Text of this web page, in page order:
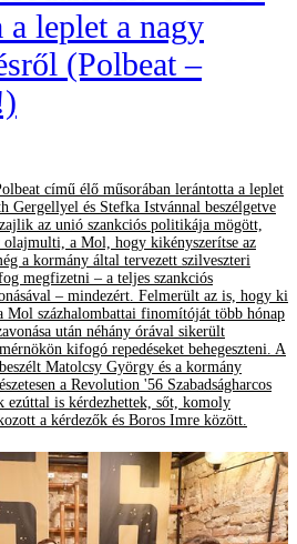
leplet a nagy
(Polbeat –
című élő műsorában lerántotta a leplet
Gergellyel és Stefka Istvánnal beszélgetve
az unió szankciós politikája mögött,
olajmulti, a Mol, hogy kikényszerítse az
a kormány által tervezett szilveszteri
megfizetni – a teljes szankciós
– mindezért. Felmerült az is, hogy ki
Mol százhalombattai finomítóját több hónap
után néhány órával sikerült
kifogó repedéseket behegeszteni. A
Matolcsy György és a kormány
a Revolution '56 Szabadságharcos
ezúttal is kérdezhettek, sőt, komoly
a kérdezők és Boros Imre között.